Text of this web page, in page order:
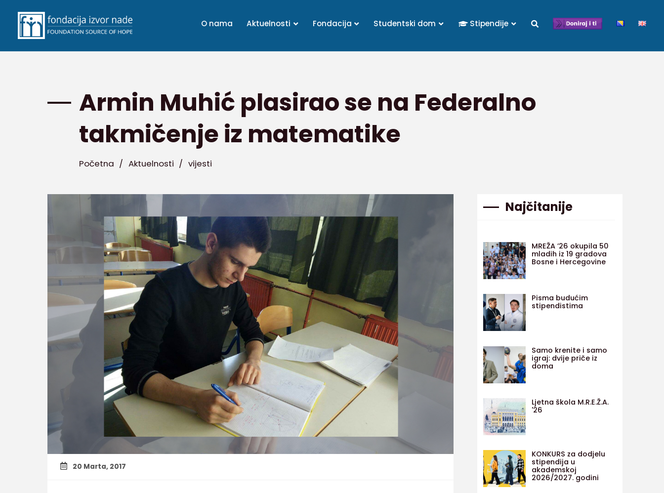
O nama Aktuelnosti Fondacija Studentski dom Stipendije
Armin Muhić plasirao se na Federalno
takmičenje iz matematike
Početna / Aktuelnosti / vijesti
20 Marta, 2017
Najčitanije
MREŽA ’26 okupila 50
mladih iz 19 gradova
Bosne i Hercegovine
Pisma budućim
stipendistima
Samo krenite i samo
igraj: dvije priče iz
doma
Ljetna škola M.R.E.Ž.A.
'26
KONKURS za dodjelu
stipendija u
akademskoj
2026/2027. godini